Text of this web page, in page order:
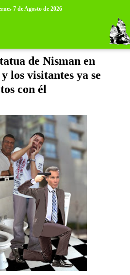
7 de Agosto de 2026
de Nisman en
los visitantes ya se
con él